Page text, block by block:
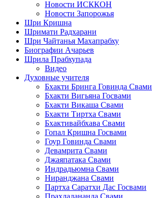
Новости ИСККОН
Новости Запорожья
Шри Кришна
Шримати Радхарани
Шри Чайтанья Махапрабху
Биографии Ачарьев
Шрила Прабхупада
Видео
Духовные учителя
Бхакти Бринга Говинда Свами
Бхакти Вигьяна Госвами
Бхакти Викаша Свами
Бхакти Тиртха Свами
Бхактивайбхава Свами
Гопал Кришна Госвами
Гоур Говинда Свами
Девамрита Свами
Джаяпатака Свами
Индрадьюмна Свами
Ниранджана Свами
Партха Саратхи Дас Госвами
Прахладананда Свами